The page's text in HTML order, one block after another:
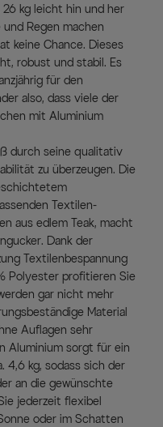
kg leicht hin und her
Regen machen
keine Chance. Dieses
robust und stabil. Es
für den
also, dass viele der
mit Aluminium
durch seine qualitativ
zu überzeugen. Die
Textilen-
aus edlem Teak, macht
Dank der
Textilenbespannung
Polyester profitieren Sie
gar nicht mehr
Material
Auflagen sehr
Aluminium sorgt für ein
4,6 kg, sodass sich der
an die gewünschte
jederzeit flexibel
oder im Schatten